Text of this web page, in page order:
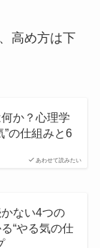
高め方は下
あわせて読みたい
か？心理学
”の仕組みと6
ない4つの
“やる気の仕